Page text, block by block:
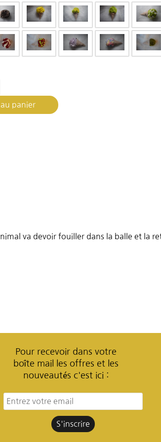
Pour recevoir dans votre
boîte mail les offres et les
nouveautés c'est ici :
panier
va devoir fouiller dans la balle et la